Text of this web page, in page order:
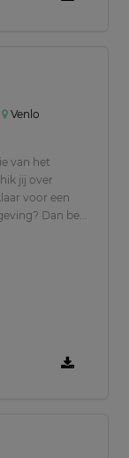
Venlo
van het
jij over
voor een
Dan be...